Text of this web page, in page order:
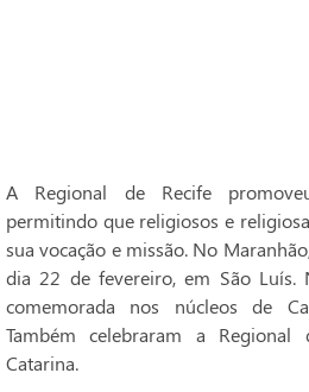
A Regional de Recife
permitindo que religiosos e
sua vocação e missão. No
dia 22 de fevereiro, em São
comemorada nos núcleos de
Também celebraram a
Catarina.